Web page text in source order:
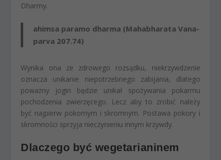
Dharmy.
ahimsa paramo dharma (Mahabharata Vana-
parva 207.74)
Wynika ona ze zdrowego rozsądku, niekrzywdzenie
oznacza unikanie niepotrzebnego zabijania, dlatego
poważny jogin będzie unikał spożywania pokarmu
pochodzenia zwierzęcego. Lecz aby to zrobić należy
być najpierw pokornym i skromnym. Postawa pokory i
skromności sprzyja nieczynieniu innym krzywdy.
Dlaczego być wegetarianinem